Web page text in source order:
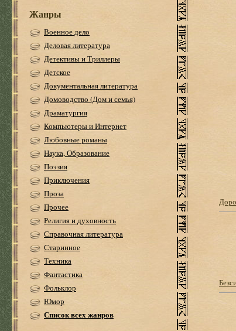
Жанры
Военное дело
Деловая литература
Детективы и Триллеры
Детское
Документальная литература
Домоводство (Дом и семья)
Драматургия
Компьютеры и Интернет
Любовные романы
Наука, Образование
Поэзия
Приключения
Проза
Прочее
Религия и духовность
Справочная литература
Старинное
Техника
Фантастика
Фольклор
Юмор
Список всех жанров